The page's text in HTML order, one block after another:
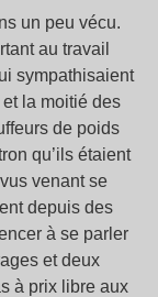
un peu vécu.
au travail
sympathisaient
la moitié des
de poids
qu’ils étaient
venant se
depuis des
à se parler
et deux
à prix libre aux